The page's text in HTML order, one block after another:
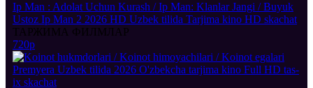
Ip Man : Adolat Uchun Kurash / Ip Man: Klanlar Jangi / Buyuk
Ustoz Ip Man 2 2026 HD Uzbek tilida Tarjima kino HD skachat
ТАРЖИМА ФИЛМЛАР
720p